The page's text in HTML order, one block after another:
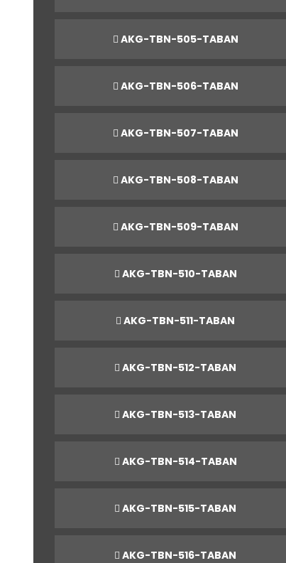
AKG-TBN-505-TABAN
AKG-TBN-506-TABAN
AKG-TBN-507-TABAN
AKG-TBN-508-TABAN
AKG-TBN-509-TABAN
AKG-TBN-510-TABAN
AKG-TBN-511-TABAN
AKG-TBN-512-TABAN
AKG-TBN-513-TABAN
AKG-TBN-514-TABAN
AKG-TBN-515-TABAN
AKG-TBN-516-TABAN